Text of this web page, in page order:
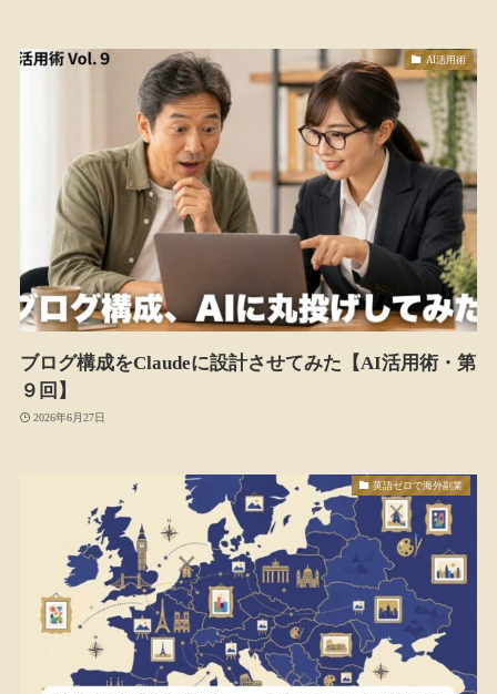
AI活用術
ブログ構成をClaudeに設計させてみた【AI活用術・第
９回】
2026年6月27日
英語ゼロで海外副業